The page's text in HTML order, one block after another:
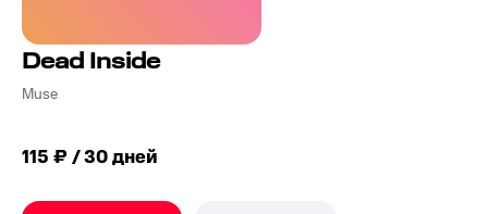
Dead Inside
Muse
115 ₽ / 30 дней